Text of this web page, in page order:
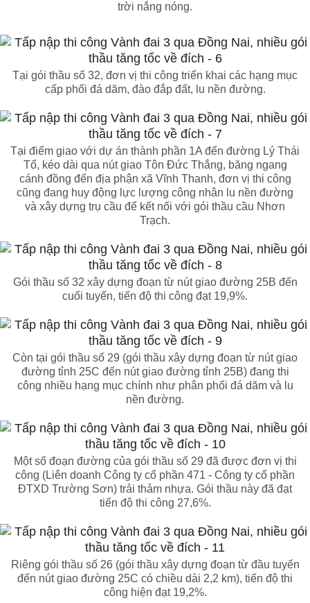
trời nắng nóng.
Tại gói thầu số 32, đơn vị thi công triển khai các hạng mục
cấp phối đá dăm, đào đắp đất, lu nền đường.
Tại điểm giao với dự án thành phần 1A đến đường Lý Thái
Tổ, kéo dài qua nút giao Tôn Đức Thắng, băng ngang
cánh đồng đến địa phận xã Vĩnh Thanh, đơn vị thi công
cũng đang huy động lực lượng công nhân lu nền đường
và xây dựng trụ cầu để kết nối với gói thầu cầu Nhơn
Trạch.
Gói thầu số 32 xây dựng đoạn từ nút giao đường 25B đến
cuối tuyến, tiến độ thi công đạt 19,9%.
Còn tại gói thầu số 29 (gói thầu xây dựng đoạn từ nút giao
đường tỉnh 25C đến nút giao đường tỉnh 25B) đang thi
công nhiều hạng mục chính như phân phối đá dăm và lu
nền đường.
Một số đoạn đường của gói thầu số 29 đã được đơn vị thi
công (Liên doanh Công ty cổ phần 471 - Công ty cổ phần
ĐTXD Trường Sơn) trải thảm nhựa. Gói thầu này đã đạt
tiến độ thi công 27,6%.
Riêng gói thầu số 26 (gói thầu xây dựng đoạn từ đầu tuyến
đến nút giao đường 25C có chiều dài 2,2 km), tiến độ thi
công hiện đạt 19,2%.